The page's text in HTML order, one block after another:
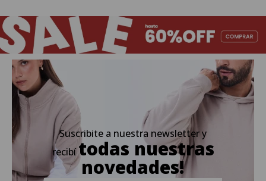
Suscribite a nuestra newsletter y
recibí todas nuestras
novedades!